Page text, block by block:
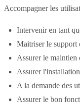
Accompagner les
Intervenir en tant
Maitriser le support
Assurer le
Assurer
A la demande des
Assurer le bon